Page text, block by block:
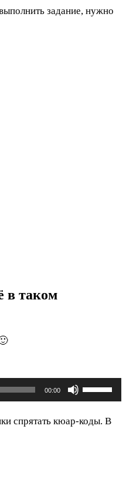
задание, нужно
в таком
00:00
клавиши
вверх/
чтобы
спрятать кюар-коды. В